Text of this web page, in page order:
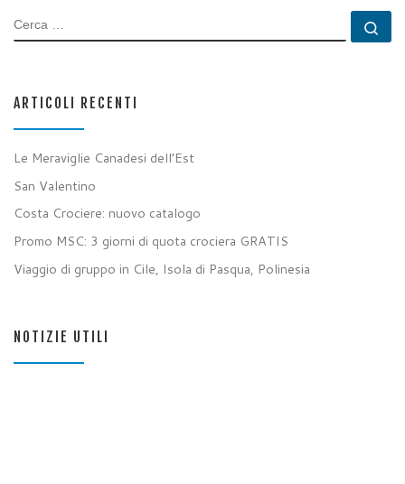
CERCA
ARTICOLI RECENTI
Le Meraviglie Canadesi dell’Est
San Valentino
Costa Crociere: nuovo catalogo
Promo MSC: 3 giorni di quota crociera GRATIS
Viaggio di gruppo in Cile, Isola di Pasqua, Polinesia
NOTIZIE UTILI